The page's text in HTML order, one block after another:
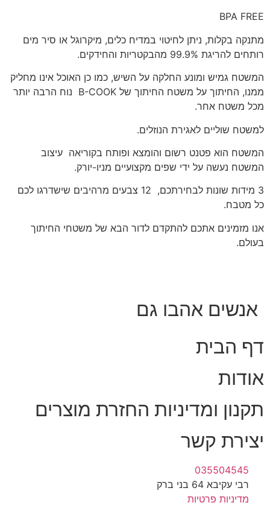
BPA FREE
מתנקה בקלות, ניתן לחיטוי במדיח כלים, מיקרוגל או סיר מים
רותחים להריגת 99.9% מהבקטריות והחידקים.
המשטח גמיש ומונע החלקה על השיש, כמו כן האוכל אינו מחליק
ממנו, החיתוך על משטח החיתוך של B-COOK נוח הרבה יותר
מכל משטח אחר.
למשטח שוליים לאגירת הנוזלים.
המשטח הוא פטנט רשום והומצא ופותח בקוריאה עיצוב
המשטח נעשה על ידי שפים מקצועיים מניו-יורק.
3 מידות שונות לבחירתכם, 12 צבעים מרהיבים שישדרגו לכם
כל מטבח.
אנו מזמינים אתכם להתקדם לדור הבא של משטחי החיתוך
בעולם.
אנשים אהבו גם
דף הבית
אודות
תקנון ומדיניות החזרת מוצרים
יצירת קשר
035504545
רבי עקיבא 64 בני ברק
מדיניות פרטיות